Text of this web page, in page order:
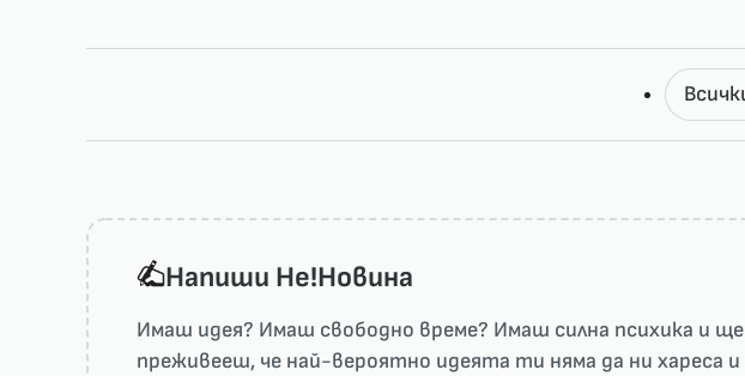
Напиши He!Новина
Имаш идея? Имаш свободно време? Имаш силна психика и ще
преживееш, че най-вероятно идеята ти няма да ни харесa и